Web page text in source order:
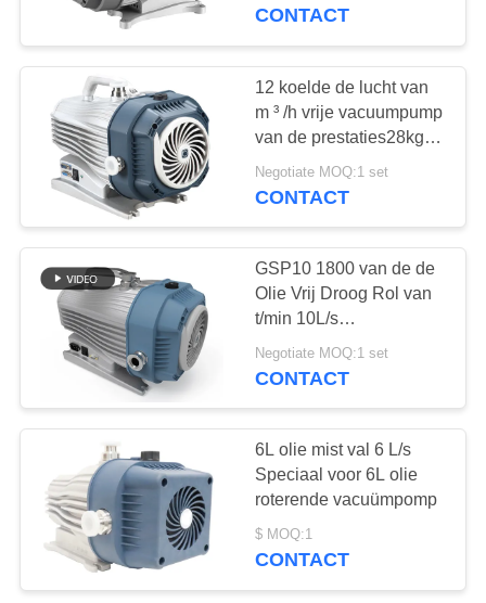
De filter van de
oliemist
6
Hoge Vacuümklep
2
CONTACT
12 koelde de lucht van
m ³ /h vrije vacuumpump
van de prestaties28kgs
Olie, droge rolpomp
Negotiate MOQ:1 set
CONTACT
GSP10 1800 van de de
Olie Vrij Droog Rol van
t/min 10L/s
Goedgekeurd de
Vacuümpompce
Negotiate MOQ:1 set
CONTACT
6L olie mist val 6 L/s
Speciaal voor 6L olie
roterende vacuümpomp
$ MOQ:1
CONTACT